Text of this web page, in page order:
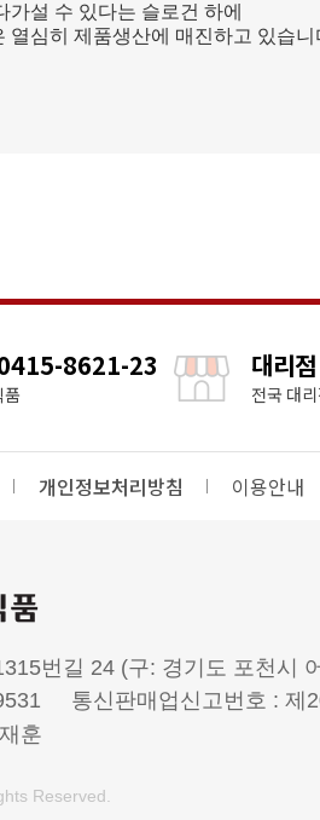
가설 수 있다는 슬로건 하에
열심히 제품생산에 매진하고 있습니
8621-23 대리
전국 대
개인정보처리방침 이용안내
번길 24 (구: 경기도 포천시
통신판매업신고번호 : 제
훈
Reserved.